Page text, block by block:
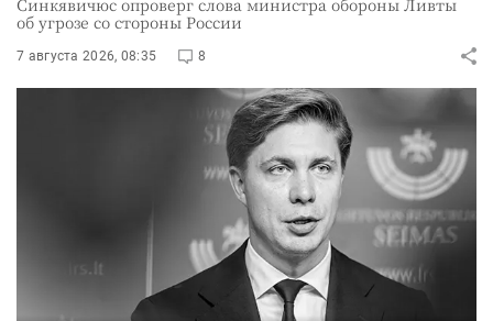
об угрозе со стороны России
7 августа 2026, 08:35 8